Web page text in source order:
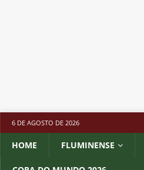
6 DE AGOSTO DE 2026
HOME FLUMINENSE